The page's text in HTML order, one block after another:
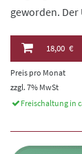
geworden. Der
18,00 €
Preis pro Monat
zzgl. 7% MwSt
Freischaltung in